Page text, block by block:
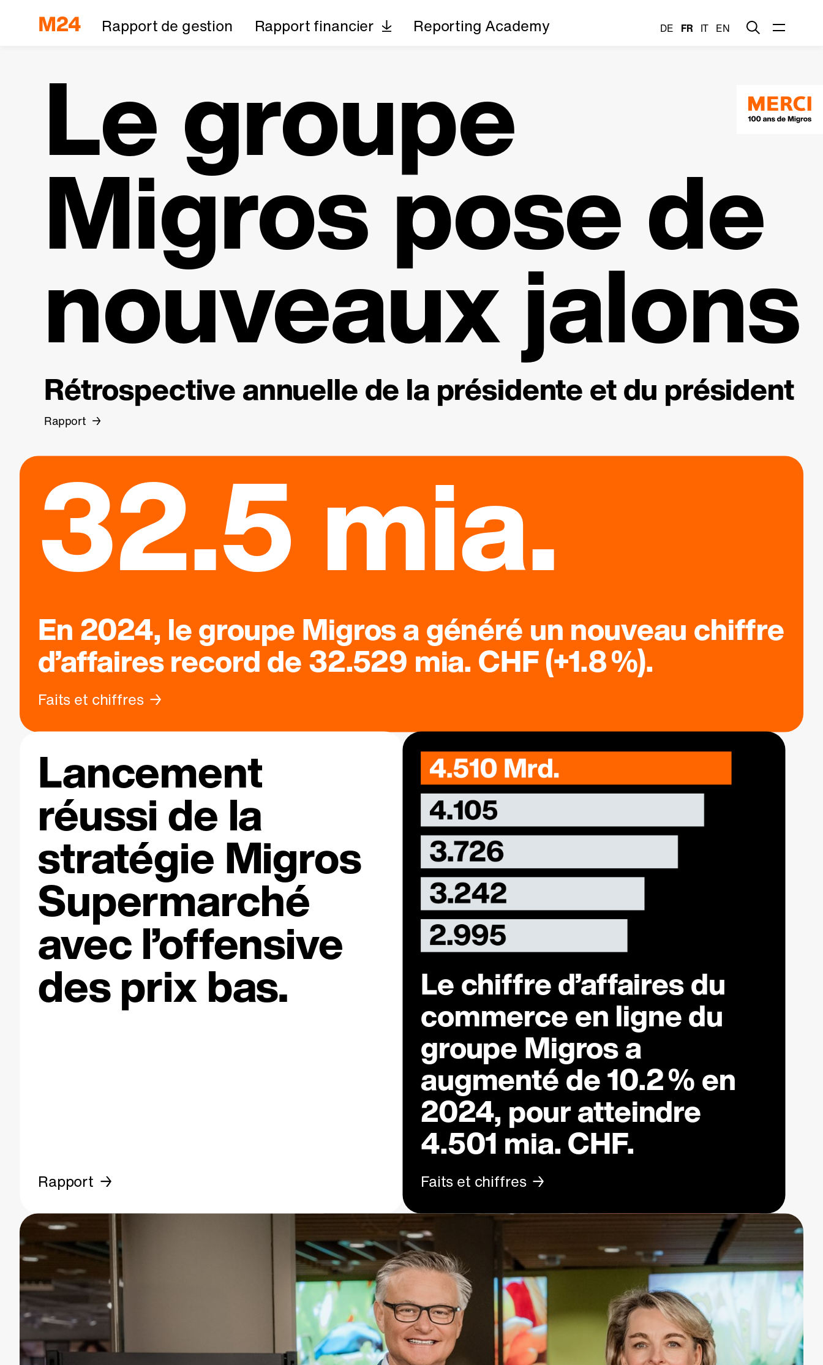
Rapport de gestion Rapport financier Reporting Academy DE FR IT EN
Le groupe
Migros pose de
nouveaux jalons
Rétrospective annuelle de la présidente et du président
Rapport
32.5 mia.
En 2024, le groupe Migros a généré un nouveau chiffre
d’affaires record de 32.529 mia. CHF (+1.8 %).
Faits et chiffres
Lancement
réussi de la
stratégie Migros
Supermarché
avec l’offensive
des prix bas.
Rapport
Le chiffre d’affaires du
commerce en ligne du
groupe Migros a
augmenté de10.2 %en
2024, pour atteindre
4.501 mia. CHF.
Faits et chiffres